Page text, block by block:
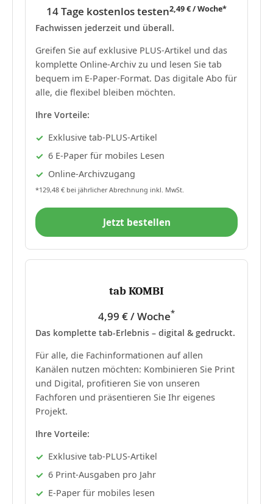
14 Tage kostenlos testen2,49 € / Woche*
Fachwissen jederzeit und überall.
Greifen Sie auf exklusive PLUS-Artikel und das
komplette Online-Archiv zu und lesen Sie tab
bequem im E-Paper-Format. Das digitale Abo für
alle, die flexibel bleiben möchten.
Ihre Vorteile:
Exklusive tab-PLUS-Artikel
6 E-Paper für mobiles Lesen
Online-Archivzugang
*129,48 € bei jährlicher Abrechnung inkl. MwSt.
Jetzt bestellen
tab KOMBI
4,99 € / Woche*
Das komplette tab-Erlebnis – digital & gedruckt.
Für alle, die Fachinformationen auf allen
Kanälen nutzen möchten: Kombinieren Sie Print
und Digital, profitieren Sie von unseren
Fachforen und präsentieren Sie Ihr eigenes
Projekt.
Ihre Vorteile:
Exklusive tab-PLUS-Artikel
6 Print-Ausgaben pro Jahr
E-Paper für mobiles lesen